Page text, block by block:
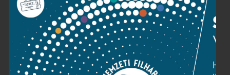
Adatvédelem
Impresszum